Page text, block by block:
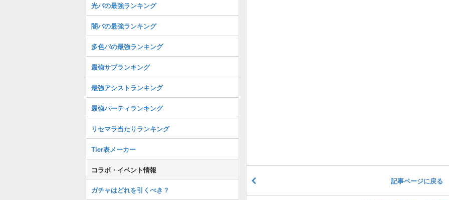
記事ページに戻る
光パの最強ランキング
闇パの最強ランキング
多色パの最強ランキング
最強サブランキング
最強アシストランキング
最強パーティランキング
リセマラ当たりランキング
Tier表メーカー
コラボ・イベント情報
ガチャはどれを引くべき？